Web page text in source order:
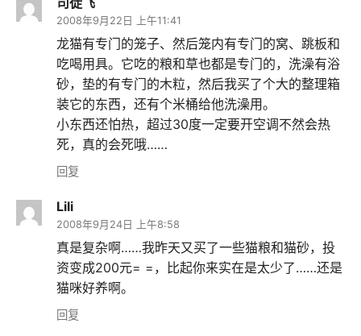
2008年9月22日 上午11:41
龙猫有专门的笼子、然后笼内有专门的窝、跳板和
吃喝用具。它吃的粮和草也都是专门的，洗澡有浴
砂，垫的有专门的木粒，然后我买了个大的整理箱
装它的东西，还有个米桶给他洗澡用。
小东西还怕热，超过30度一定要开空调不然会热
死，真的会死哦……
回复
Lili
2008年9月24日 上午8:58
真是复杂啊……我昨天又买了一些猫粮和猫砂，投
资变成200元= =，比起你来实在是太少了……还是
猫咪好养啊。
回复